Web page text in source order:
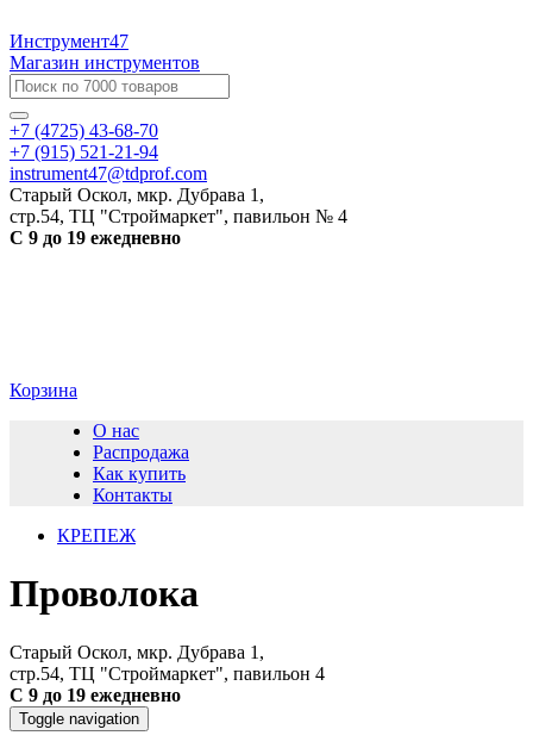
Инструмент47
Магазин инструментов
+7 (4725) 43-68-70
+7 (915) 521-21-94
instrument47@tdprof.com
Старый Оскол, мкр. Дубрава 1,
стр.54, ТЦ "Строймаркет", павильон № 4
С 9 до 19 ежедневно
Корзина
О нас
Распродажа
Как купить
Контакты
КРЕПЕЖ
Проволока
Старый Оскол, мкр. Дубрава 1,
стр.54, ТЦ "Строймаркет", павильон 4
С 9 до 19 ежедневно
Toggle navigation